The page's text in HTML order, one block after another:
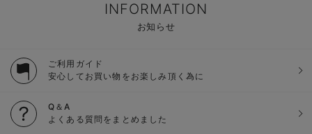
INFORMATION
お知らせ
ご利用ガイド
安心してお買い物をお楽しみ頂く為に
Q＆A
よくある質問をまとめました